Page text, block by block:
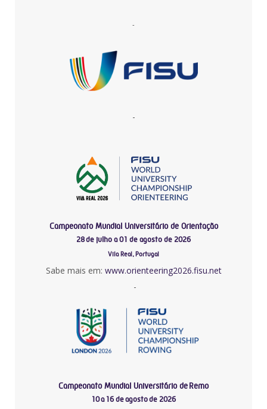
-
-
Campeonato Mundial Universitário de Orientação
28 de julho a 01 de agosto de 2026
Vila Real, Portugal
Sabe mais em: www.orienteering2026.fisu.net
-
Campeonato Mundial Universitário de Remo
10 a 16 de agosto de 2026